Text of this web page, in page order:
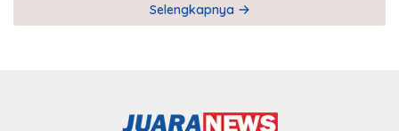
Selengkapnya